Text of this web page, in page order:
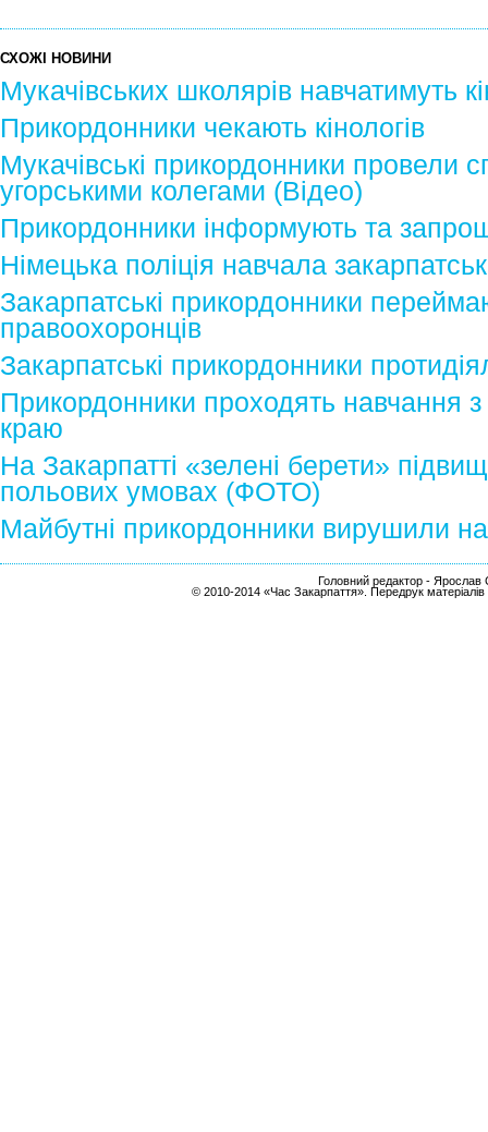
СХОЖІ НОВИНИ
Мукачівських школярів навчатимуть
Прикордонники чекають кінологів
Мукачівські прикордонники провели
угорськими колегами (Відео)
Прикордонники інформують та
Німецька поліція навчала
Закарпатські прикордонники
правоохоронців
Закарпатські прикордонники
Прикордонники проходять навчання з
краю
На Закарпатті «зелені берети»
польових умовах (ФОТО)
Майбутні прикордонники вирушили
Головний редактор - Ярослав
© 2010-2014 «Час Закарпаття». Передрук